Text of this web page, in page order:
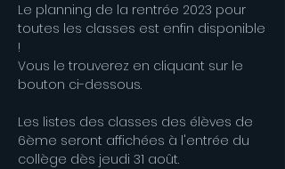
Le planning de la rentrée 2023 pour
toutes les classes est enfin disponible
!
Vous le trouverez en cliquant sur le
bouton ci-dessous.
Les listes des classes des élèves de
6ème seront affichées à l'entrée du
collège dès jeudi 31 août.